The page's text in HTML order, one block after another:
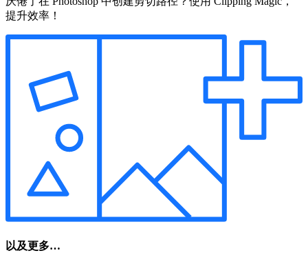
提升效率！
以及更多…